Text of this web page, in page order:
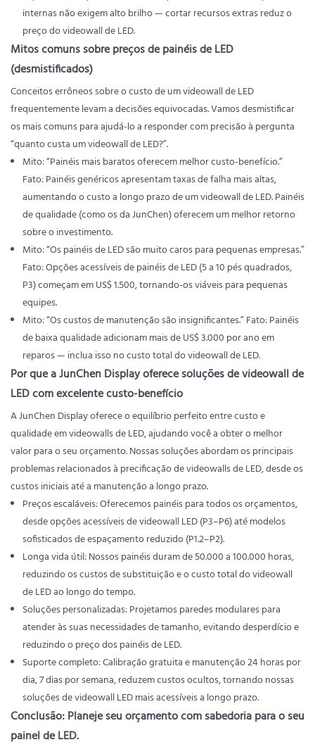
internas não exigem alto brilho — cortar recursos extras reduz o
preço do videowall de LED.
Mitos comuns sobre preços de painéis de LED
(desmistificados)
Conceitos errôneos sobre o custo de um videowall de LED
frequentemente levam a decisões equivocadas. Vamos desmistificar
os mais comuns para ajudá-lo a responder com precisão à pergunta
“quanto custa um videowall de LED?”.
Mito: “Painéis mais baratos oferecem melhor custo-benefício.”
Fato: Painéis genéricos apresentam taxas de falha mais altas,
aumentando o custo a longo prazo de um videowall de LED. Painéis
de qualidade (como os da JunChen) oferecem um melhor retorno
sobre o investimento.
Mito: “Os painéis de LED são muito caros para pequenas empresas.”
Fato: Opções acessíveis de painéis de LED (5 a 10 pés quadrados,
P3) começam em US$ 1.500, tornando-os viáveis ​​para pequenas
equipes.
Mito: “Os custos de manutenção são insignificantes.” Fato: Painéis
de baixa qualidade adicionam mais de US$ 3.000 por ano em
reparos — inclua isso no custo total do videowall de LED.
Por que a JunChen Display oferece soluções de videowall de
LED com excelente custo-benefício
A JunChen Display oferece o equilíbrio perfeito entre custo e
qualidade em videowalls de LED, ajudando você a obter o melhor
valor para o seu orçamento. Nossas soluções abordam os principais
problemas relacionados à precificação de videowalls de LED, desde os
custos iniciais até a manutenção a longo prazo.
Preços escaláveis: Oferecemos painéis para todos os orçamentos,
desde opções acessíveis de videowall LED (P3–P6) até modelos
sofisticados de espaçamento reduzido (P1.2–P2).
Longa vida útil: Nossos painéis duram de 50.000 a 100.000 horas,
reduzindo os custos de substituição e o custo total do videowall
de LED ao longo do tempo.
Soluções personalizadas: Projetamos paredes modulares para
atender às suas necessidades de tamanho, evitando desperdício e
reduzindo o preço dos painéis de LED.
Suporte completo: Calibração gratuita e manutenção 24 horas por
dia, 7 dias por semana, reduzem custos ocultos, tornando nossas
soluções de videowall LED mais acessíveis a longo prazo.
Conclusão: Planeje seu orçamento com sabedoria para o seu
painel de LED.